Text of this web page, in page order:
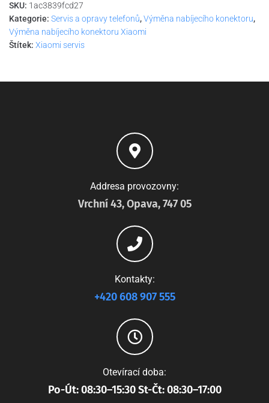
SKU: 1ac3839fcd27
Kategorie: Servis a opravy telefonů,Výměna nabíjecího konektoru,
Výměna nabíjecího konektoru Xiaomi
Štítek: Xiaomi servis
Addresa provozovny:
Vrchní 43, Opava, 747 05
Kontakty:
+420 608 907 555
Otevírací doba:
Po-Út: 08:30–15:30 St-Čt: 08:30–17:00